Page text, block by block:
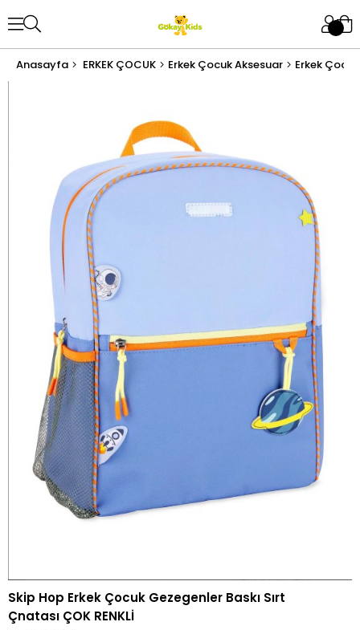
Anasayfa ERKEK ÇOCUK Erkek Çocuk Aksesuar Erkek
Skip Hop Erkek Çocuk Gezegenler Baskı Sırt
Çnatası ÇOK RENKLİ